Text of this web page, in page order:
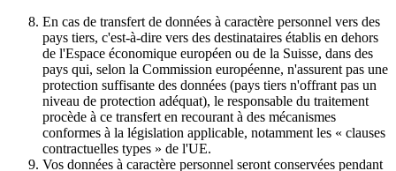
En cas de transfert de données à caractère personnel vers des
pays tiers, c'est-à-dire vers des destinataires établis en dehors
de l'Espace économique européen ou de la Suisse, dans des
pays qui, selon la Commission européenne, n'assurent pas une
protection suffisante des données (pays tiers n'offrant pas un
niveau de protection adéquat), le responsable du traitement
procède à ce transfert en recourant à des mécanismes
conformes à la législation applicable, notamment les « clauses
contractuelles types » de l'UE.
Vos données à caractère personnel seront conservées pendant